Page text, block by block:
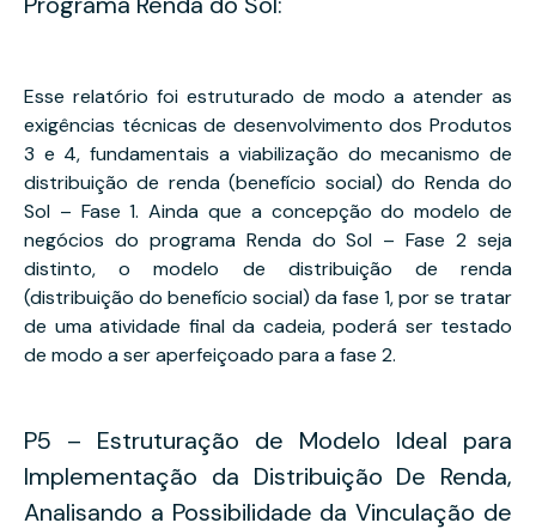
Esse relatório foi estruturado de modo a atender as
exigências técnicas de desenvolvimento dos Produtos
3 e 4, fundamentais a viabilização do mecanismo de
distribuição de renda (benefício social) do Renda do
Sol – Fase 1. Ainda que a concepção do modelo de
negócios do programa Renda do Sol – Fase 2 seja
distinto, o modelo de distribuição de renda
(distribuição do benefício social) da fase 1, por se tratar
de uma atividade final da cadeia, poderá ser testado
de modo a ser aperfeiçoado para a fase 2.
P5 – Estruturação de Modelo Ideal para
Implementação da Distribuição De Renda,
Analisando a Possibilidade da Vinculação de